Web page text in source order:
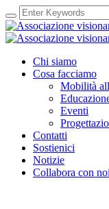
Chi siamo
Cosa facciamo
Mobilità
Eventi
Contatti
Sostienici
Notizie
Collabora con noi